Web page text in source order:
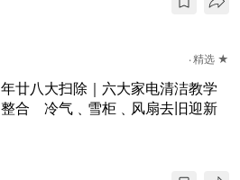
精选 ★
年廿八大扫除｜六大家电清洁教学
整合 冷气﹑雪柜﹑风扇去旧迎新